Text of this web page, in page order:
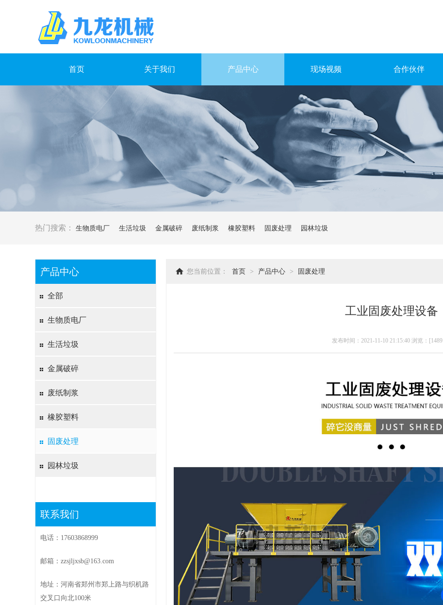
首页 关于我们 产品中心 现场视频 合作伙伴
热门搜索： 生物质电厂 生活垃圾 金属破碎 废纸制浆 橡胶塑料 固废处理 园林垃圾
产品中心
全部
生物质电厂
生活垃圾
金属破碎
废纸制浆
橡胶塑料
固废处理
园林垃圾
联系我们
电话：17603868999
邮箱：zzsjljxsb@163.com
地址：河南省郑州市郑上路与织机路
交叉口向北100米
您当前位置： 首页 > 产品中心 > 固废处理
工业固废处理设备
发布时间：2021-11-10 21:15:40 浏览：[1489